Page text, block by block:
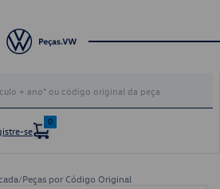
se
0
/Peças por Código Original